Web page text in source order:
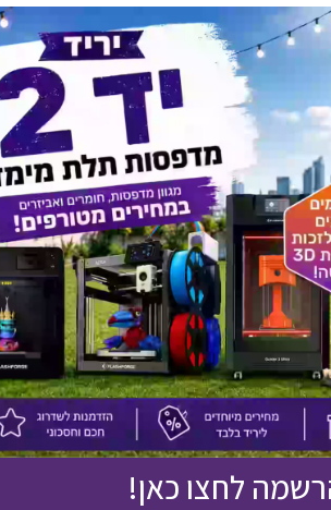
משלוחים
קטלוג לחץ כאן
יש לך שאלה על המוצר?
לחץ כאן ונציגנו יחזרו אליך בהקדם!
אותך גם
לחצו כאן!